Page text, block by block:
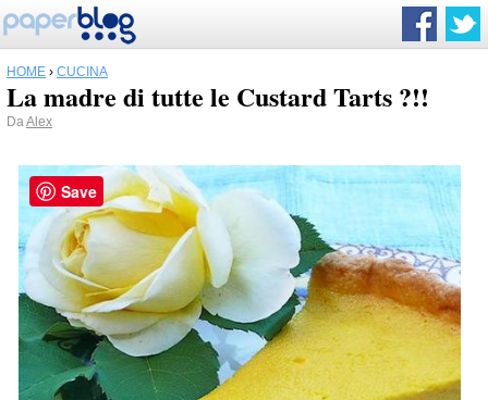
HOME › CUCINA
La madre di tutte le Custard Tarts ?!!
DaAlex
Save